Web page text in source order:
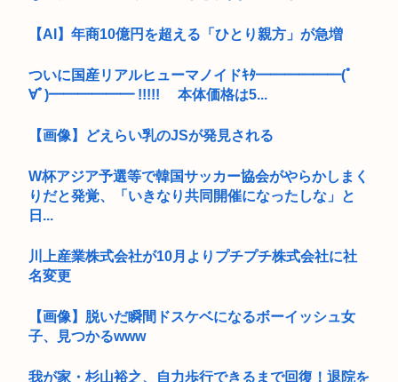
【AI】年商10億円を超える「ひとり親方」が急増
ついに国産リアルヒューマノイドｷﾀ━━━━━━(ﾟ
∀ﾟ)━━━━━━ !!!!! 本体価格は5...
【画像】どえらい乳のJSが発見される
W杯アジア予選等で韓国サッカー協会がやらかしまく
りだと発覚、「いきなり共同開催になったしな」と
日...
川上産業株式会社が10月よりプチプチ株式会社に社
名変更
【画像】脱いだ瞬間ドスケベになるボーイッシュ女
子、見つかるwww
我が家・杉山裕之、自力歩行できるまで回復！退院を